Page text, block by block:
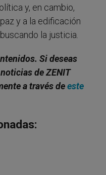
y, en cambio,
y a la edificación
la justicia.
. Si deseas
de ZENIT
a través deeste